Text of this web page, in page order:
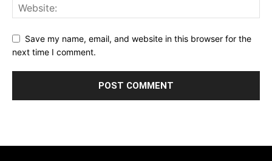
Save my name, email, and website in this browser for the
next time I comment.